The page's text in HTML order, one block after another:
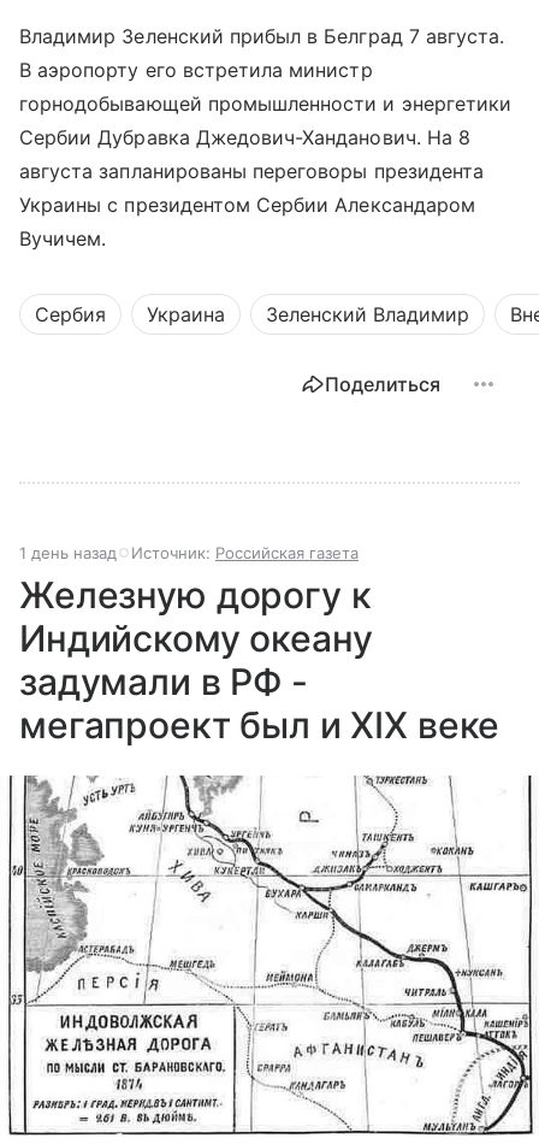
Владимир Зеленский прибыл в Белград 7 августа.
В аэропорту его встретила министр
горнодобывающей промышленности и энергетики
Сербии Дубравка Джедович-Ханданович. На 8
августа запланированы переговоры президента
Украины с президентом Сербии Александаром
Вучичем.
Сербия Украина Зеленский Владимир
Поделиться
1 день назад Источник: Российская газета
Железную дорогу к
Индийскому океану
задумали в РФ -
мегапроект был и XIX веке